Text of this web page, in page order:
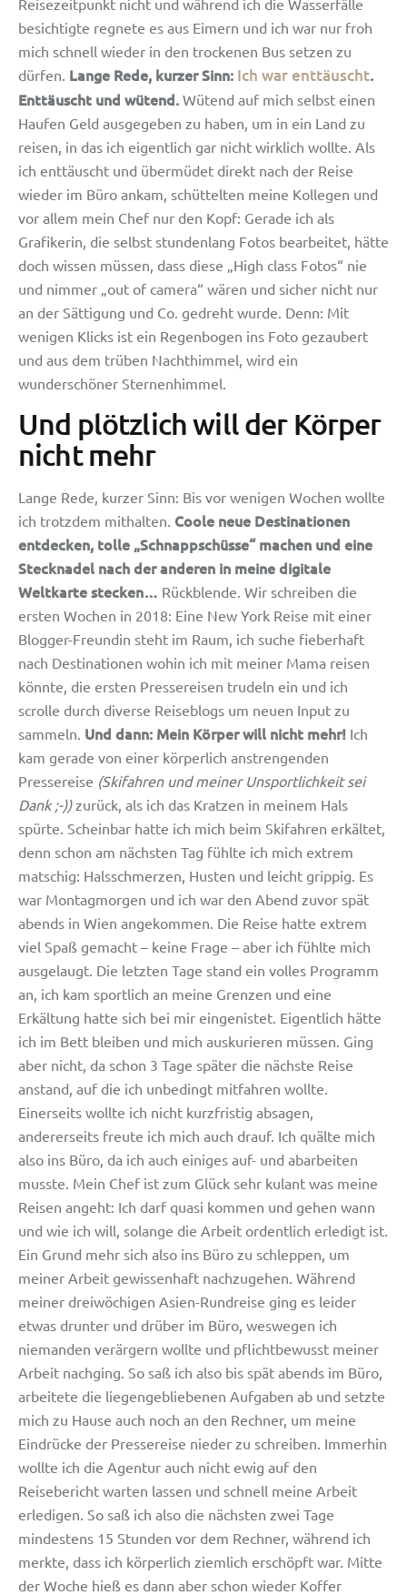
Reisezeitpunkt nicht und während ich die Wasserfälle
besichtigte regnete es aus Eimern und ich war nur froh
mich schnell wieder in den trockenen Bus setzen zu
dürfen. Lange Rede, kurzer Sinn: Ich war enttäuscht.
Enttäuscht und wütend. Wütend auf mich selbst einen
Haufen Geld ausgegeben zu haben, um in ein Land zu
reisen, in das ich eigentlich gar nicht wirklich wollte. Als
ich enttäuscht und übermüdet direkt nach der Reise
wieder im Büro ankam, schüttelten meine Kollegen und
vor allem mein Chef nur den Kopf: Gerade ich als
Grafikerin, die selbst stundenlang Fotos bearbeitet, hätte
doch wissen müssen, dass diese „High class Fotos“ nie
und nimmer „out of camera“ wären und sicher nicht nur
an der Sättigung und Co. gedreht wurde. Denn: Mit
wenigen Klicks ist ein Regenbogen ins Foto gezaubert
und aus dem trüben Nachthimmel, wird ein
wunderschöner Sternenhimmel.
Und plötzlich will der Körper
nicht mehr
Lange Rede, kurzer Sinn: Bis vor wenigen Wochen wollte
ich trotzdem mithalten. Coole neue Destinationen
entdecken, tolle „Schnappschüsse“ machen und eine
Stecknadel nach der anderen in meine digitale
Weltkarte stecken… Rückblende. Wir schreiben die
ersten Wochen in 2018: Eine New York Reise mit einer
Blogger-Freundin steht im Raum, ich suche fieberhaft
nach Destinationen wohin ich mit meiner Mama reisen
könnte, die ersten Pressereisen trudeln ein und ich
scrolle durch diverse Reiseblogs um neuen Input zu
sammeln. Und dann: Mein Körper will nicht mehr! Ich
kam gerade von einer körperlich anstrengenden
Pressereise (Skifahren und meiner Unsportlichkeit sei
Dank ;-))zurück, als ich das Kratzen in meinem Hals
spürte. Scheinbar hatte ich mich beim Skifahren erkältet,
denn schon am nächsten Tag fühlte ich mich extrem
matschig: Halsschmerzen, Husten und leicht grippig. Es
war Montagmorgen und ich war den Abend zuvor spät
abends in Wien angekommen. Die Reise hatte extrem
viel Spaß gemacht – keine Frage – aber ich fühlte mich
ausgelaugt. Die letzten Tage stand ein volles Programm
an, ich kam sportlich an meine Grenzen und eine
Erkältung hatte sich bei mir eingenistet. Eigentlich hätte
ich im Bett bleiben und mich auskurieren müssen. Ging
aber nicht, da schon 3 Tage später die nächste Reise
anstand, auf die ich unbedingt mitfahren wollte.
Einerseits wollte ich nicht kurzfristig absagen,
andererseits freute ich mich auch drauf. Ich quälte mich
also ins Büro, da ich auch einiges auf- und abarbeiten
musste. Mein Chef ist zum Glück sehr kulant was meine
Reisen angeht: Ich darf quasi kommen und gehen wann
und wie ich will, solange die Arbeit ordentlich erledigt ist.
Ein Grund mehr sich also ins Büro zu schleppen, um
meiner Arbeit gewissenhaft nachzugehen. Während
meiner dreiwöchigen Asien-Rundreise ging es leider
etwas drunter und drüber im Büro, weswegen ich
niemanden verärgern wollte und pflichtbewusst meiner
Arbeit nachging. So saß ich also bis spät abends im Büro,
arbeitete die liegengebliebenen Aufgaben ab und setzte
mich zu Hause auch noch an den Rechner, um meine
Eindrücke der Pressereise nieder zu schreiben. Immerhin
wollte ich die Agentur auch nicht ewig auf den
Reisebericht warten lassen und schnell meine Arbeit
erledigen. So saß ich also die nächsten zwei Tage
mindestens 15 Stunden vor dem Rechner, während ich
merkte, dass ich körperlich ziemlich erschöpft war. Mitte
der Woche hieß es dann aber schon wieder Koffer